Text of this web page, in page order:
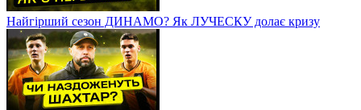
Найгірший сезон ДИНАМО? Як ЛУЧЕСКУ долає кризу